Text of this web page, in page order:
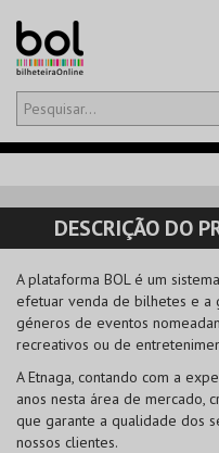
Olá,iniciar sessão
CARRINHO
EVENTOS
CARTÕES
PRODUTOS
DESCRIÇÃO DO
A plataforma BOL é um
efetuar venda de bilhetes e a
géneros de eventos
recreativos ou de
A Etnaga, contando com a
anos nesta área de mercado,
que garante a qualidade dos
nossos clientes.